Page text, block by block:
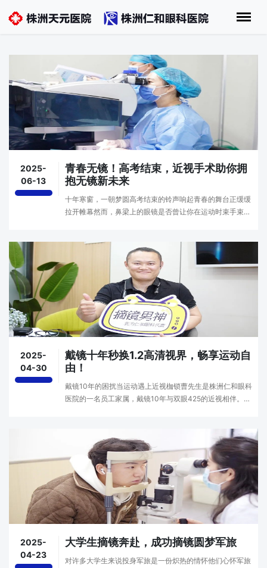
2025-
06-13
青春无镜！高考结束，近视手术助你拥
抱无镜新未来
十年寒窗，一朝梦圆高考结束的铃声响起青春的舞台正缓缓
拉开帷幕然而，鼻梁上的眼镜是否曾让你在运动时束手束
2025-
04-30
戴镜十年秒换1.2高清视界，畅享运动自
由！
戴镜10年的困扰当运动遇上近视枷锁曹先生是株洲仁和眼科
医院的一名员工家属，戴镜10年与双眼425的近视相伴。作
2025-
04-23
大学生摘镜奔赴，成功摘镜圆梦军旅
对许多大学生来说投身军旅是一份炽热的情怀他们心怀军旅